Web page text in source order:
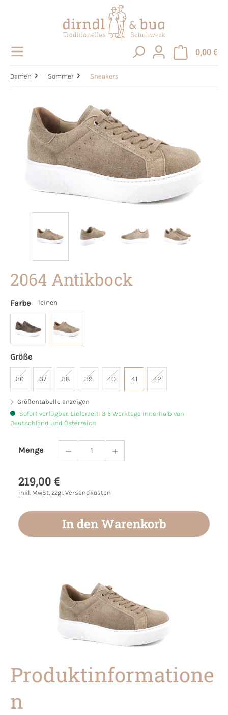
0,00 €
Damen Sommer Sneakers
Bildergalerie überspringen
2064 Antikbock
Farbe leinen
Größe
36 37 38 39 40 41 42
Größentabelle anzeigen
Sofort verfügbar, Lieferzeit: 3-5 Werktage innerhalb von
Deutschland und Österreich
Menge
Produkt Anzahl: Gib den gewünschten
219,00 €
inkl. MwSt. zzgl. Versandkosten
In den Warenkorb
Produktinformatione
n